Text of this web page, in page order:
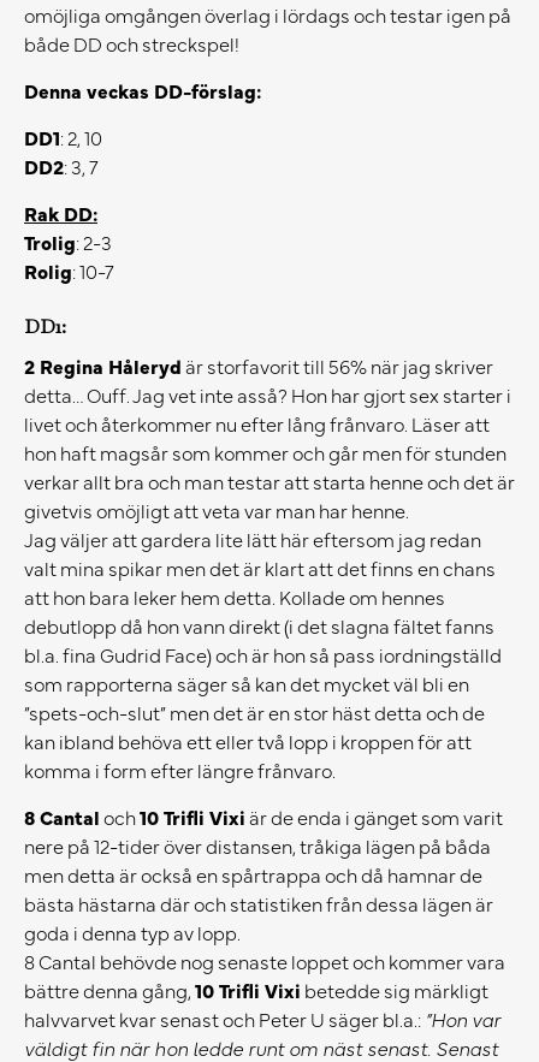
omöjliga omgången överlag i lördags och testar igen på
både DD och streckspel!
Denna veckas DD-förslag:
DD1: 2, 10
DD2: 3, 7
Rak DD:
Trolig: 2-3
Rolig: 10-7
DD1:
2 Regina Hålerydär storfavorit till 56% när jag skriver
detta… Ouff. Jag vet inte asså? Hon har gjort sex starter i
livet och återkommer nu efter lång frånvaro. Läser att
hon haft magsår som kommer och går men för stunden
verkar allt bra och man testar att starta henne och det är
givetvis omöjligt att veta var man har henne.
Jag väljer att gardera lite lätt här eftersom jag redan
valt mina spikar men det är klart att det finns en chans
att hon bara leker hem detta. Kollade om hennes
debutlopp då hon vann direkt (i det slagna fältet fanns
bl.a. fina Gudrid Face) och är hon så pass iordningställd
som rapporterna säger så kan det mycket väl bli en
”spets-och-slut” men det är en stor häst detta och de
kan ibland behöva ett eller två lopp i kroppen för att
komma i form efter längre frånvaro.
8 Cantaloch10 Trifli Vixiär de enda i gänget som varit
nere på 12-tider över distansen, tråkiga lägen på båda
men detta är också en spårtrappa och då hamnar de
bästa hästarna där och statistiken från dessa lägen är
goda i denna typ av lopp.
8 Cantal behövde nog senaste loppet och kommer vara
bättre denna gång,10 Trifli Vixi betedde sig märkligt
halvvarvet kvar senast och Peter U säger bl.a.: ”Hon var
väldigt fin när hon ledde runt om näst senast. Senast